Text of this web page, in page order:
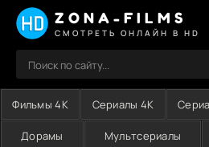
ZONA-FILMS
СМОТРЕТЬ ОНЛАЙН В HD
Фильмы 4K Сериалы 4K
Дорамы Мультсериалы